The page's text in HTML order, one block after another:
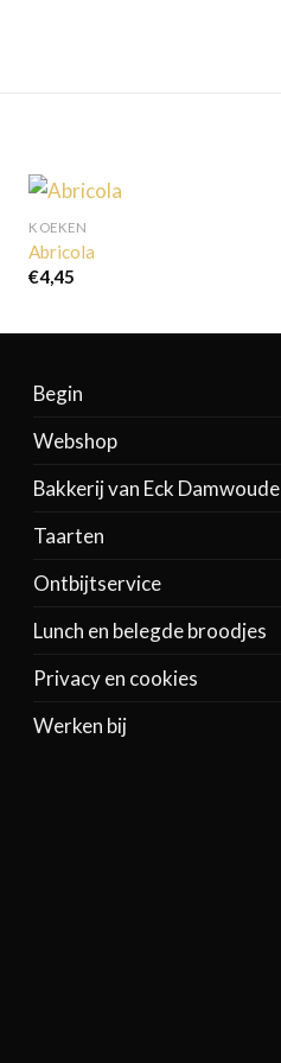
KOEKEN
Abricola
€4,45
Begin
Webshop
Bakkerij van Eck Damwoude
Taarten
Ontbijtservice
Lunch en belegde broodjes
Privacy en cookies
Werken bij